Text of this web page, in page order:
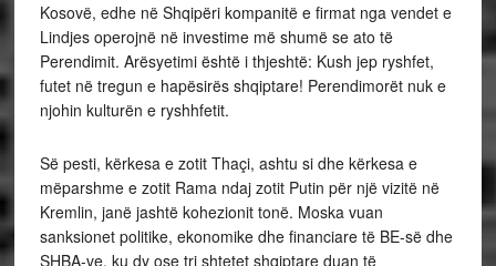
Kosovë, edhe në Shqipëri kompanitë e firmat nga vendet e
Lindjes operojnë në investime më shumë se ato të
Perendimit. Arësyetimi është i thjeshtë: Kush jep ryshfet,
futet në tregun e hapësirës shqiptare! Perendimorët nuk e
njohin kulturën e ryshhfetit.
Së pesti, kërkesa e zotit Thaçi, ashtu si dhe kërkesa e
mëparshme e zotit Rama ndaj zotit Putin për një vizitë në
Kremlin, janë jashtë kohezionit tonë. Moska vuan
sanksionet politike, ekonomike dhe financiare të BE-së dhe
SHBA-ve, ku dy ose tri shtetet shqiptare duan të